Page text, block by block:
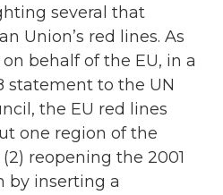
several that
Union’s red lines. As
behalf of the EU, in a
statement to the UN
the EU red lines
one region of the
reopening the 2001
by inserting a